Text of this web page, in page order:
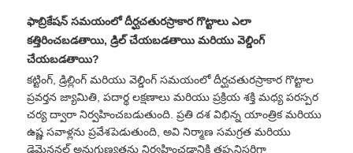
ఫాబ్రికేషన్ సమయంలో దీర్ఘచతురస్రాకార గొట్టాలు ఎలా
కత్తిరించబడతాయి, డ్రిల్ చేయబడతాయి మరియు వెల్డింగ్
చేయబడతాయి?
కట్టింగ్, డ్రిల్లింగ్ మరియు వెల్డింగ్ సమయంలో దీర్ఘచతురస్రాకార గొట్టాల
ప్రవర్తన జ్యామితి, పదార్థ లక్షణాలు మరియు ప్రక్రియ శక్తి మధ్య పరస్పర
చర్య ద్వారా నిర్వహించబడుతుంది. ప్రతి దశ విభిన్న యాంత్రిక మరియు
ఉష్ణ సవాళ్లను ప్రవేశపెడుతుంది, అవి నిర్మాణ సమగ్రత మరియు
డైమెన్షనల్ అనుగుణ్యతను నిర్వహించడానికి తప్పనిసరిగా